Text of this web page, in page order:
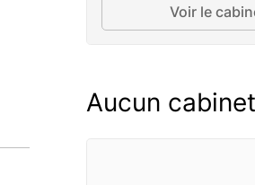
Voir le
Aucun